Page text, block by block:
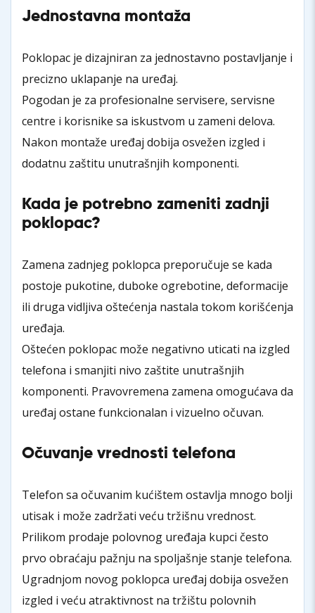
Jednostavna montaža
Poklopac je dizajniran za jednostavno postavljanje i
precizno uklapanje na uređaj.
Pogodan je za profesionalne servisere, servisne
centre i korisnike sa iskustvom u zameni delova.
Nakon montaže uređaj dobija osvežen izgled i
dodatnu zaštitu unutrašnjih komponenti.
Kada je potrebno zameniti zadnji
poklopac?
Zamena zadnjeg poklopca preporučuje se kada
postoje pukotine, duboke ogrebotine, deformacije
ili druga vidljiva oštećenja nastala tokom korišćenja
uređaja.
Oštećen poklopac može negativno uticati na izgled
telefona i smanjiti nivo zaštite unutrašnjih
komponenti. Pravovremena zamena omogućava da
uređaj ostane funkcionalan i vizuelno očuvan.
Očuvanje vrednosti telefona
Telefon sa očuvanim kućištem ostavlja mnogo bolji
utisak i može zadržati veću tržišnu vrednost.
Prilikom prodaje polovnog uređaja kupci često
prvo obraćaju pažnju na spoljašnje stanje telefona.
Ugradnjom novog poklopca uređaj dobija osvežen
izgled i veću atraktivnost na tržištu polovnih